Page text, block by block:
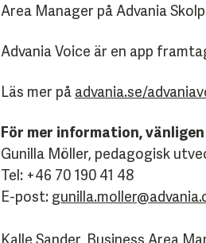
Area Manager på Advania
Advania Voice är en app
Läs mer på advania.se/
För mer information,
Gunilla Möller, pedagogisk
Tel: +46 70 190 41 48
E-post:
Kalle Sander, Business Area